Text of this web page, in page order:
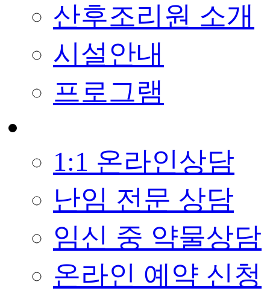
산후조리원 소개
시설안내
프로그램
1:1 온라인상담
난임 전문 상담
임신 중 약물상담
온라인 예약 신청